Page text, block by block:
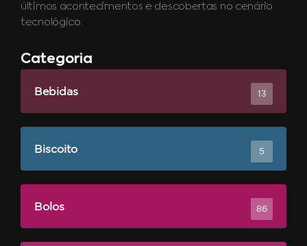
últimos acontecimentos e descobertas no cenário
tecnológico.
Categoria
Bebidas 13
Biscoito 5
Bolos 86